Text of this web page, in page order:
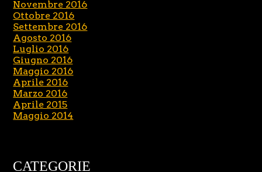
Novembre 2016
Ottobre 2016
Settembre 2016
Agosto 2016
Luglio 2016
Giugno 2016
Maggio 2016
Aprile 2016
Marzo 2016
Aprile 2015
Maggio 2014
CATEGORIE